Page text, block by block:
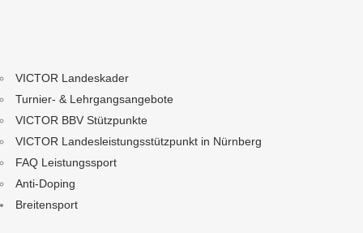
VICTOR Landeskader
Turnier- & Lehrgangsangebote
VICTOR BBV Stützpunkte
VICTOR Landesleistungsstützpunkt in Nürnberg
FAQ Leistungssport
Anti-Doping
Breitensport